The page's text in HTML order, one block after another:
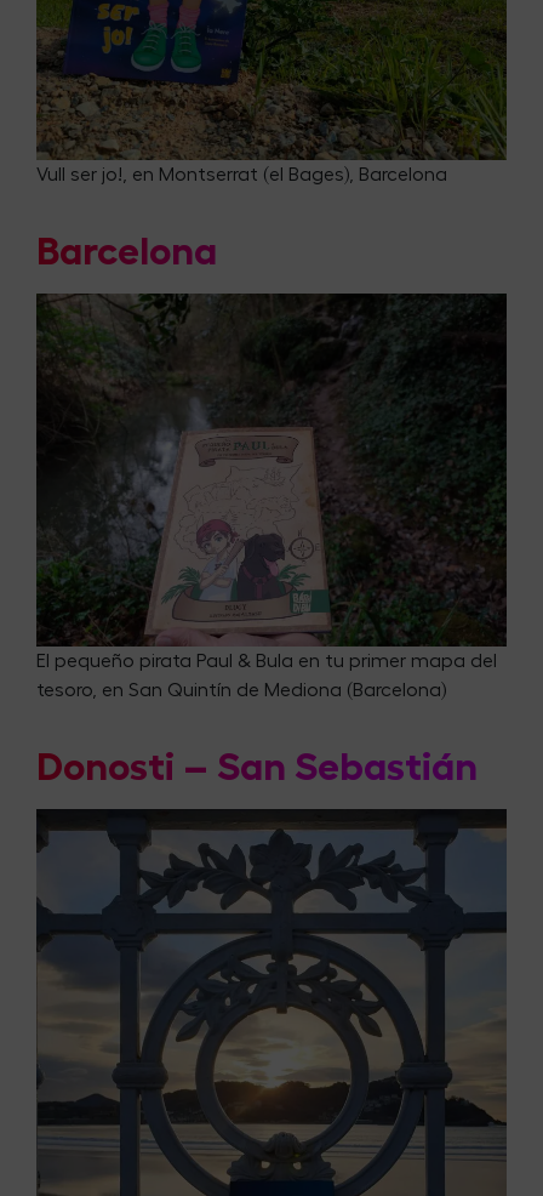
Vull ser jo!, en Montserrat (el Bages), Barcelona
Barcelona
El pequeño pirata Paul & Bula en tu primer mapa del
tesoro, en San Quintín de Mediona (Barcelona)
Donosti – San Sebastián